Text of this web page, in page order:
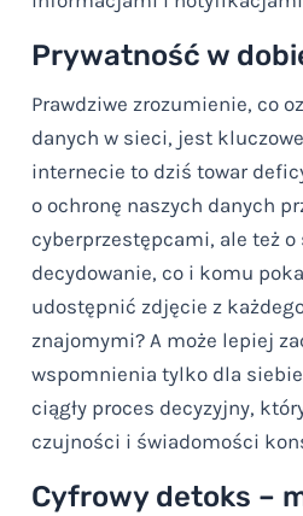
Prywatność w
Prawdziwe zrozumienie, co
danych w sieci, jest
internecie to dziś towar
o ochronę naszych danych
cyberprzestępcami, ale też o
decydowanie, co i komu
udostępnić zdjęcie z
znajomymi? A może lepiej
wspomnienia tylko dla
ciągły proces decyzyjny,
czujności i świadomości
Cyfrowy detoks –